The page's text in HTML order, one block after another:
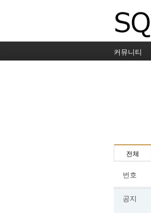
커뮤니티
전체
번호
공지